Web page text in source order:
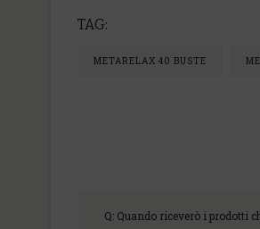
TAG:
METARELAX 40 BUSTE
Q: Quando riceverò i prodotti